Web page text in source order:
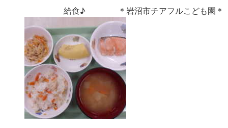
給食♪ ＊岩沼市チアフルこども園＊